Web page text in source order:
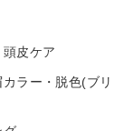
頭皮ケア
ラー・脱色(ブリ